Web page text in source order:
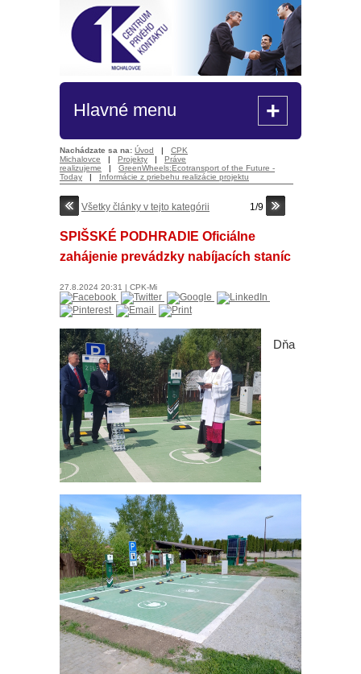
Hlavné menu +
Nachádzate sa na: Úvod | CPK
Michalovce | Projekty | Práve
realizujeme | GreenWheels:Ecotransport of the Future -
Today | Informácie z priebehu realizácie projektu
Všetky články v tejto kategórii 1/9
SPIŠSKÉ PODHRADIE Oficiálne
zahájenie prevádzky nabíjacích staníc
27.8.2024 20:31 | CPK-Mi
Dňa